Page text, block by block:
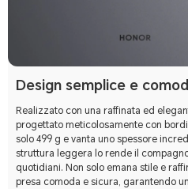
Design semplice e
Realizzato con una raffinata ed
progettato meticolosamente con bordi
solo 499 g e vanta uno spessore
struttura leggera lo rende il
quotidiani. Non solo emana stile e
presa comoda e sicura, garantendo